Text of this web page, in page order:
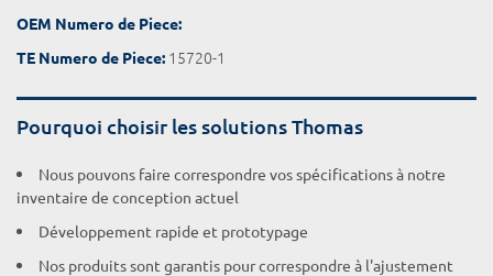
OEM Numero de Piece:
TE Numero de Piece: 15720-1
Pourquoi choisir les solutions Thomas
Nous pouvons faire correspondre vos spécifications à notre
inventaire de conception actuel
Développement rapide et prototypage
Nos produits sont garantis pour correspondre à l'ajustement